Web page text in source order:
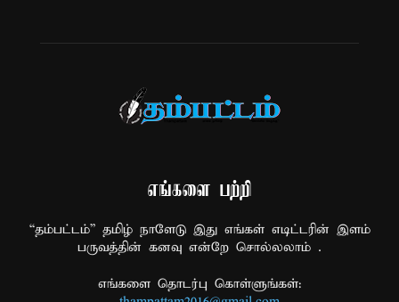
எங்களை பற்றி
“தம்பட்டம்” தமிழ் நாளேடு இது எங்கள் எடிட்டரின் இளம்
பருவத்தின் கனவு என்றே சொல்லலாம் .
எங்களை தொடர்பு கொள்ளுங்கள்: